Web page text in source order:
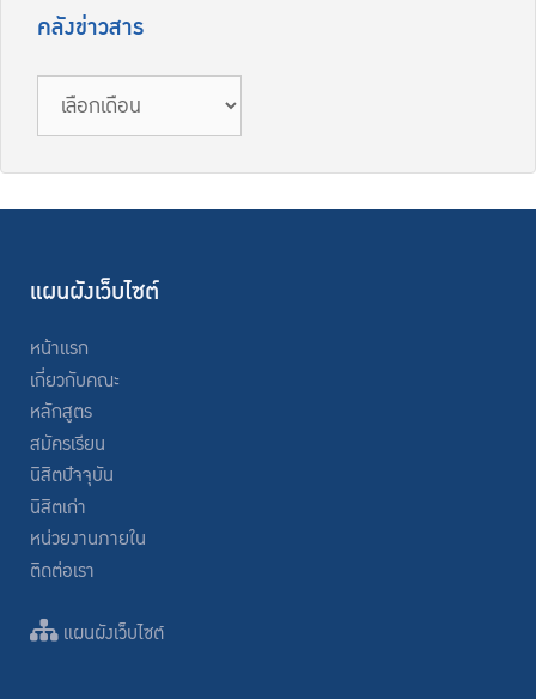
คลังข่าวสาร
แผนผังเว็บไซต์
หน้าแรก
เกี่ยวกับคณะ
หลักสูตร
สมัครเรียน
นิสิตปัจจุบัน
นิสิตเก่า
หน่วยงานภายใน
ติดต่อเรา
แผนผังเว็บไซต์